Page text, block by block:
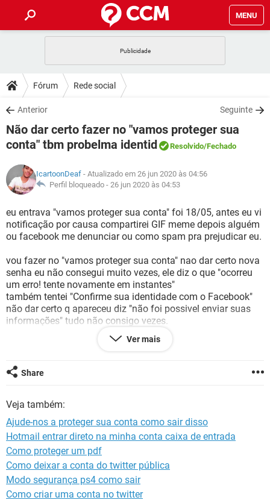
MENU
CELULAR
OUTLOOK
INSTAGRAM GMAIL
GUIA DE COMPRAS
DICAS
JOGOS
OUTLOOK EXCEL
GUIA DE COMPRAS
DOWNLOADS
JOGOS WHATSAPP
CELULAR FACEBOOK
OUTLOOK EXCEL
INSTAGRAM
GUIA DE COMPRAS
FÓRUM
CELULAR FACEBOOK
INSTAGRAM GMAIL
GLOSSÁRIO
JOGOS
CELULAR FACEBOOK
OUTLOOK EXCEL
GUIA DE COMPRAS
Fórum Rede social
Anterior Seguinte
Não dar certo fazer no "vamos proteger sua
conta" tbm probelma identid
Resolvido/Fechado
IcartoonDeaf - Atualizado em 26 jun 2020 às 04:56
Perfil bloqueado - 26 jun 2020 às 04:53
eu entrava "vamos proteger sua conta" foi 18/05, antes eu vi
notificação por causa compartirei GIF meme depois alguém
ou facebook me denunciar ou como spam pra prejudicar eu.
vou fazer no "vamos proteger sua conta" nao dar certo nova
senha eu não consegui muito vezes, ele diz o que "ocorreu
um erro! tente novamente em instantes"
também tentei "Confirme sua identidade com o Facebook"
não dar certo q apareceu diz "não foi possivel enviar suas
informações" tudo não consigo vezes.
que estranho, eu pouco entendo...não saber q dia vai
eu pouco preocupo e esperando mas meu conta tem muito
fotos e videos poderá acontecer vai perder rsrsr.
Pergunta & Resposta
como faço o que ou vai resolver?
que é "vamos proteger sua conta"? me explicar profundo*
meu conta foi desativar? ou vai sumido?
me desculpa...
sou surdo, eu escrevi mais diferente de português e conheço
mais ou menos palavras
Ver mais
Share
Veja também:
Ajude-nos a proteger sua conta como sair disso
Hotmail entrar direto na minha conta caixa de entrada
Como proteger um pdf
Como deixar a conta do twitter pública
Modo segurança ps4 como sair
Como criar uma conta no twitter